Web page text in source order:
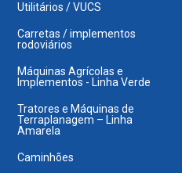
Utilitários / VUCS
Carretas / implementos
rodoviários
Máquinas Agrícolas e
Implementos - Linha Verde
Tratores e Máquinas de
Terraplanagem – Linha
Amarela
Caminhões